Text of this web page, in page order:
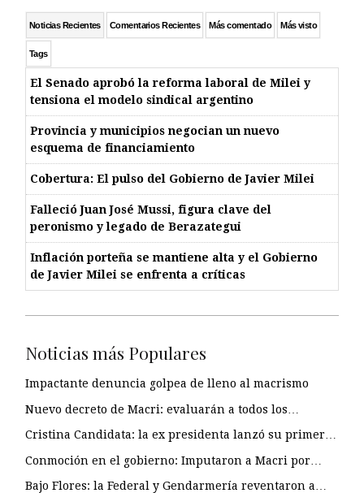
Noticias Recientes Comentarios Recientes Más comentado Más visto
Tags
El Senado aprobó la reforma laboral de Milei y
tensiona el modelo sindical argentino
Provincia y municipios negocian un nuevo
esquema de financiamiento
Cobertura: El pulso del Gobierno de Javier Milei
Falleció Juan José Mussi, figura clave del
peronismo y legado de Berazategui
Inflación porteña se mantiene alta y el Gobierno
de Javier Milei se enfrenta a críticas
Noticias más Populares
Impactante denuncia golpea de lleno al macrismo
Nuevo decreto de Macri: evaluarán a todos los…
Cristina Candidata: la ex presidenta lanzó su primer…
Conmoción en el gobierno: Imputaron a Macri por…
Bajo Flores: la Federal y Gendarmería reventaron a…